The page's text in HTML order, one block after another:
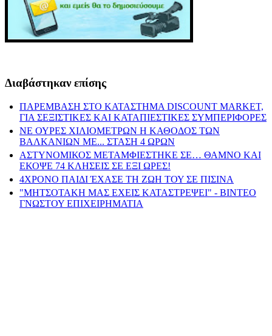
Διαβάστηκαν επίσης
ΠΑΡΕΜΒΑΣΗ ΣΤΟ ΚΑΤΑΣΤΗΜΑ DISCOUNT MARKET,
ΓΙΑ ΣΕΞΙΣΤΙΚΕΣ ΚΑΙ ΚΑΤΑΠΙΕΣΤΙΚΕΣ ΣΥΜΠΕΡΙΦΟΡΕΣ
ΝΕ ΟΥΡΕΣ ΧΙΛΙΟΜΕΤΡΩΝ Η ΚΑΘΟΔΟΣ ΤΩΝ
ΒΑΛΚΑΝΙΩΝ ΜΕ... ΣΤΑΣΗ 4 ΩΡΩΝ
ΑΣΤΥΝΟΜΙΚΟΣ ΜΕΤΑΜΦΙΕΣΤΗΚΕ ΣΕ… ΘΑΜΝΟ ΚΑΙ
ΕΚΟΨΕ 74 ΚΛΗΣΕΙΣ ΣΕ ΕΞΙ ΩΡΕΣ!
4ΧΡΟΝΟ ΠΑΙΔΙ ΈΧΑΣΕ ΤΗ ΖΩΗ ΤΟΥ ΣΕ ΠΙΣΙΝΑ
"ΜΗΤΣΟΤΑΚΗ ΜΑΣ ΕΧΕΙΣ ΚΑΤΑΣΤΡΕΨΕΙ" - ΒΙΝΤΕΟ
ΓΝΩΣΤΟΥ ΕΠΙΧΕΙΡΗΜΑΤΙΑ